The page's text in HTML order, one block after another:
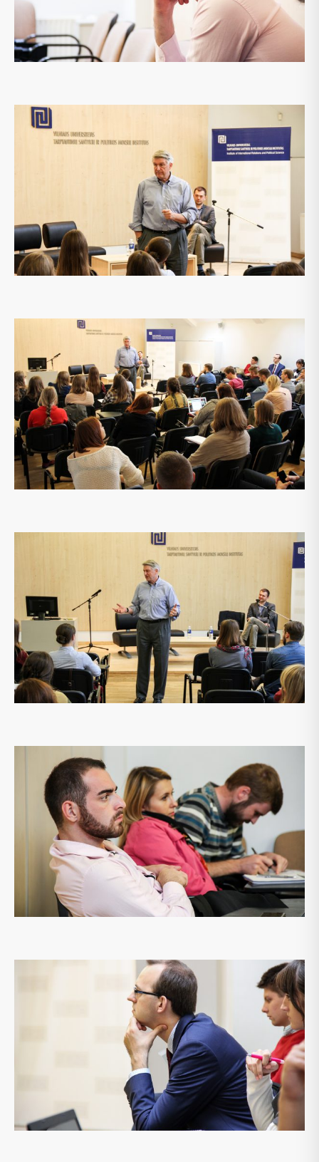
VU TSPMI / VYTO NEVIEROS NUOTRAUKA
2/9